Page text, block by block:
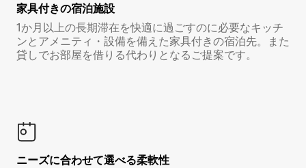
家具付き⁠の宿⁠泊⁠施⁠設
1か月以上の長期滞在を快適に過ごすのに必要なキッチ
ンとアメニティ・設備を備えた家具付きの宿泊先。また
貸しでお部屋を借りる代わりとなるご提案です。
ニーズに合わせて選べる柔軟性